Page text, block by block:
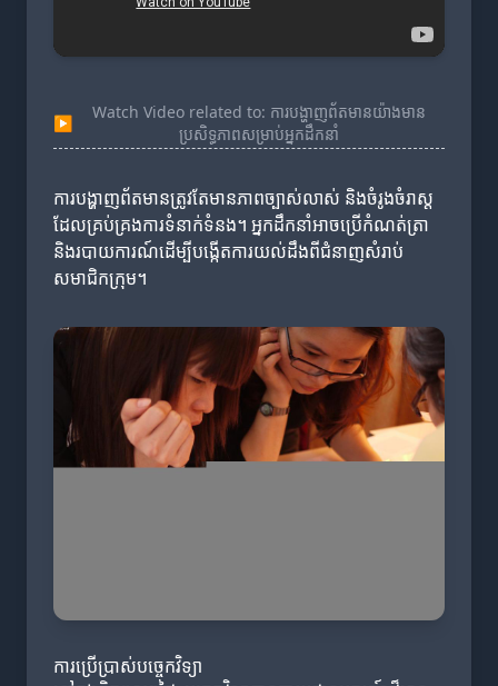
▶
Watch Video related to: ការបង្ហាញព័តមានយ៉ាងមាន
ប្រសិទ្ធភាពសម្រាប់អ្នកដឹកនាំ
ការបង្ហាញព័តមានត្រូវតែមានភាពច្បាស់លាស់ និងចំរូងចំរាស្ដ
ដែលគ្រប់គ្រងការទំនាក់ទំនង។ អ្នកដឹកនាំអាចប្រើកំណត់ត្រា
និងរបាយការណ៍ដើម្បីបង្កើតការយល់ដឹងពីជំនាញសំរាប់
សមាជិកក្រុម។
ការប្រើប្រាស់បច្ចេកវិទ្យា